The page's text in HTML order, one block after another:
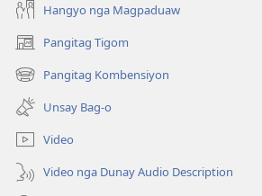
Hangyo nga Magpaduaw
Pangitag Tigom
(mo-
open
ug
bag-
ong
window)
Pangitag Kombensiyon
(mo-
open
ug
bag-
ong
window)
Unsay Bag-o
Video
Video nga Dunay Audio Description